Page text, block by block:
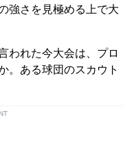
強さを見極める上で大
われた今大会は、プロ
。ある球団のスカウト